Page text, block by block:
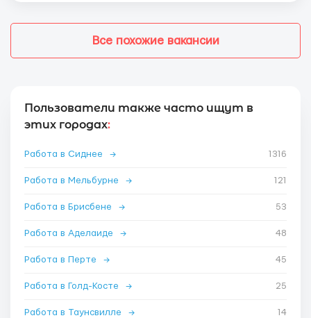
Все похожие вакансии
Пользователи также часто ищут в
этих городах:
Работа в Сиднее → 1316
Работа в Мельбурне → 121
Работа в Брисбене → 53
Работа в Аделаиде → 48
Работа в Перте → 45
Работа в Голд-Косте → 25
Работа в Таунсвилле → 14